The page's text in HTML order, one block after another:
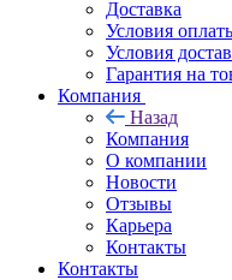
Доставка
Условия
Условия
Гарантия на
Компания
Назад
Компания
О компании
Новости
Отзывы
Карьера
Контакты
Контакты